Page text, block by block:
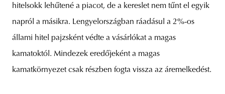
hitelsokk lehűtené a piacot, de a kereslet nem tűnt el egyik
napról a másikra. Lengyelországban ráadásul a 2%-os
állami hitel pajzsként védte a vásárlókat a magas
kamatoktól. Mindezek eredőjeként a magas
kamatkörnyezet csak részben fogta vissza az áremelkedést.